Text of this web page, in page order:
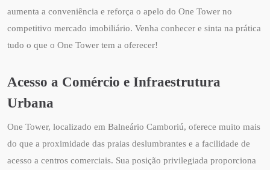
aumenta a conveniência e reforça o apelo do One Tower no
competitivo mercado imobiliário. Venha conhecer e sinta na prática
tudo o que o One Tower tem a oferecer!
Acesso a Comércio e Infraestrutura
Urbana
One Tower, localizado em Balneário Camboriú, oferece muito mais
do que a proximidade das praias deslumbrantes e a facilidade de
acesso a centros comerciais. Sua posição privilegiada proporciona